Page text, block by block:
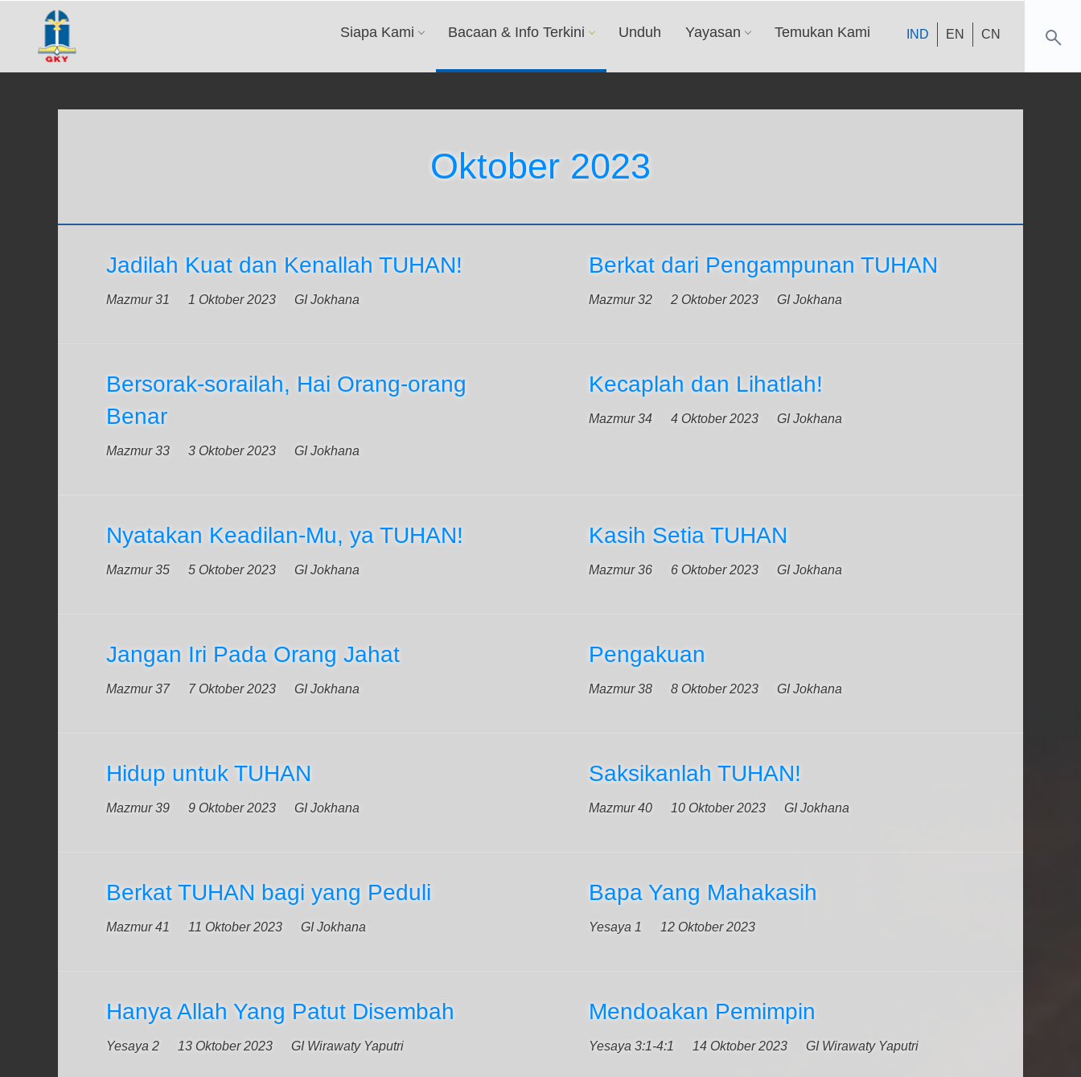
IND EN CN
Siapa Kami Bacaan & Info Terkini Unduh Yayasan Temukan Kami
Oktober 2023
Jadilah Kuat dan Kenallah TUHAN!
Mazmur 31 1 Oktober 2023 GI Jokhana
Berkat dari Pengampunan TUHAN
Mazmur 32 2 Oktober 2023 GI Jokhana
Bersorak-sorailah, Hai Orang-orang
Benar
Mazmur 33 3 Oktober 2023 GI Jokhana
Kecaplah dan Lihatlah!
Mazmur 34 4 Oktober 2023 GI Jokhana
Nyatakan Keadilan-Mu, ya TUHAN!
Mazmur 35 5 Oktober 2023 GI Jokhana
Kasih Setia TUHAN
Mazmur 36 6 Oktober 2023 GI Jokhana
Jangan Iri Pada Orang Jahat
Mazmur 37 7 Oktober 2023 GI Jokhana
Pengakuan
Mazmur 38 8 Oktober 2023 GI Jokhana
Hidup untuk TUHAN
Mazmur 39 9 Oktober 2023 GI Jokhana
Saksikanlah TUHAN!
Mazmur 40 10 Oktober 2023 GI Jokhana
Berkat TUHAN bagi yang Peduli
Mazmur 41 11 Oktober 2023 GI Jokhana
Bapa Yang Mahakasih
Yesaya 1 12 Oktober 2023
Hanya Allah Yang Patut Disembah
Yesaya 2 13 Oktober 2023 GI Wirawaty Yaputri
Mendoakan Pemimpin
Yesaya 3:1-4:1 14 Oktober 2023 GI Wirawaty Yaputri